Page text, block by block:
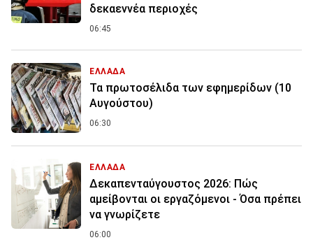
δεκαεννέα περιοχές
06:45
ΕΛΛΑΔΑ
Τα πρωτοσέλιδα των εφημερίδων (10
Αυγούστου)
06:30
ΕΛΛΑΔΑ
Δεκαπενταύγουστος 2026: Πώς
αμείβονται οι εργαζόμενοι - Όσα πρέπει
να γνωρίζετε
06:00